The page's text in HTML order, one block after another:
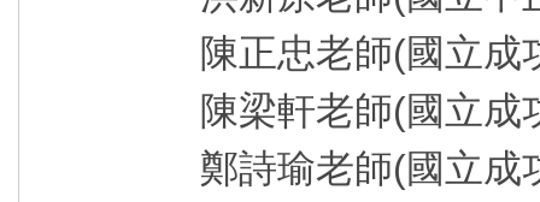
陳正忠老師(國立成功
陳梁軒老師(國立成功
鄭詩瑜老師(國立成功